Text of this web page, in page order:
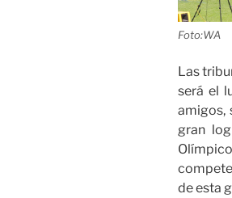
Foto:WA
Las
será el
amigos,
gran
de esta